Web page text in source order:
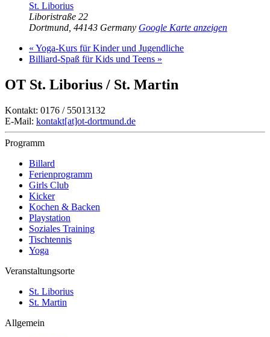
St. Liborius
Liboristraße 22
Dortmund 44143 Germany Google Karte anzeigen
« Yoga-Kurs für Kinder und Jugendliche
Billiard-Spaß für Kids und Teens »
OT St. Liborius / St. Martin
Kontakt: 0176 / 55013132
E-Mail: kontakt[at]ot-dortmund.de
Programm
Billard
Ferienprogramm
Girls Club
Kicker
Kochen & Backen
Playstation
Soziales Training
Tischtennis
Yoga
Veranstaltungsorte
St. Liborius
St. Martin
Allgemein